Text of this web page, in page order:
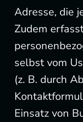
Adresse, die
Zudem
selbst vom
(z. B. durch
Einsatz von